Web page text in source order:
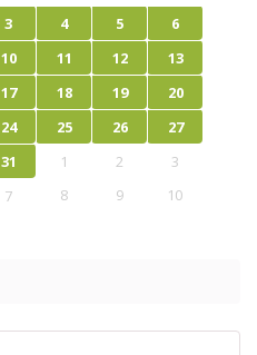
3 4 5
6
10 11 12
13
17 18 19
20
24 25 26
27
31 1 2
3
7 8 9 10